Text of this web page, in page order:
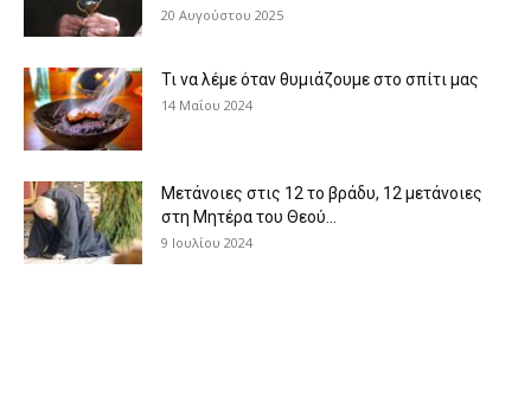
20 Αυγούστου 2025
Τι να λέμε όταν θυμιάζουμε στο σπίτι μας
14 Μαΐου 2024
Μετάνοιες στις 12 το βράδυ, 12 μετάνοιες
στη Μητέρα του Θεού...
9 Ιουλίου 2024